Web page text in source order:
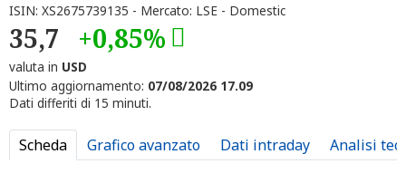
ISIN: XS2675739135 - Mercato: LSE - Domestic
35,7 +0,85%
valuta in USD
Ultimo aggiornamento: 07/08/2026 17.09
Dati differiti di 15 minuti.
Scheda Grafico avanzato Dati intraday Analisi